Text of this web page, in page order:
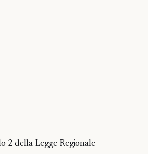
2 della Legge Regionale